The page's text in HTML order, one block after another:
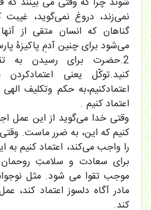
نمی‌زند، دروغ نمی‌گوید،
گناهان که انسان متقی از
می‌شود برای چنین آدمِ پاکیزۀ
2.حضرت برای رسیدن به
کنید.توکّل یعنی
اعتمادکنیم،به حکم وتکلیف
اعتماد کنیم .
وقتی خدا می‌گوید از این عمل
کنیم که این، به ضرر ماست.
را واجب می‌کند، اعتماد کنیم به
برای سعادت و سلامتِ روحمان
موجب تقوا می شود. مثل
مادر آگاه دلسوز اعتماد
کند.